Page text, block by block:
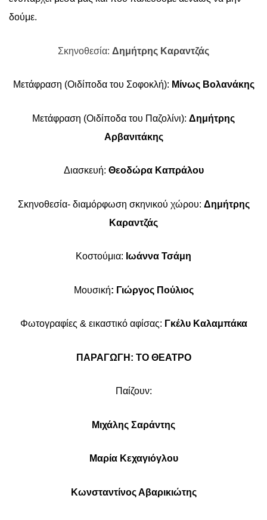
δούμε.
Σκηνοθεσία: Δημήτρης Καραντζάς
Μετάφραση (Οιδίποδα του Σοφοκλή): Μίνως Βολανάκης
Μετάφραση (Οιδίποδα του Παζολίνι): Δημήτρης
Αρβανιτάκης
Διασκευή: Θεοδώρα Καπράλου
Σκηνοθεσία- διαμόρφωση σκηνικού χώρου: Δημήτρης
Καραντζάς
Κοστούμια: Ιωάννα Τσάμη
Μουσική: Γιώργος Πούλιος
Φωτογραφίες & εικαστικό αφίσας: Γκέλυ Καλαμπάκα
ΠΑΡΑΓΩΓΗ: ΤΟ ΘΕΑΤΡΟ
Παίζουν:
Μιχάλης Σαράντης
Μαρία Κεχαγιόγλου
Κωνσταντίνος Αβαρικιώτης